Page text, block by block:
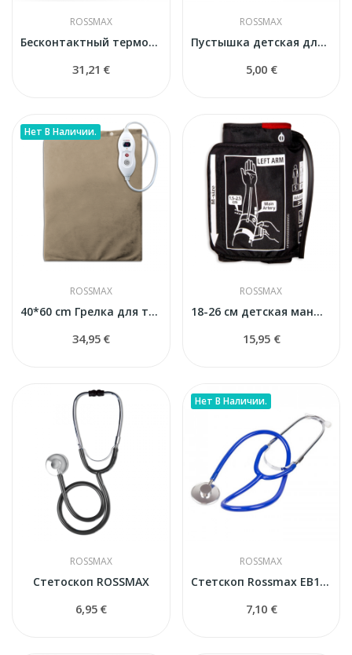
ROSSMAX
Бесконтактный термометр Rossmax HA 500
31,21 €
ROSSMAX
Пустышка детская для ингалятора Rossmax
5,00 €
Нет В Наличии.
ROSSMAX
40*60 cm Грелка для тела Rossmax HP4060
34,95 €
ROSSMAX
18-26 см детская манжета Rossmax для тонометра
15,95 €
ROSSMAX
Стетоскоп ROSSMAX
6,95 €
Нет В Наличии.
ROSSMAX
Стетскоп Rossmax EB100 синий
7,10 €